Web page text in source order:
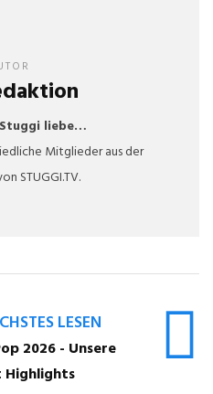
liebe…
Mitglieder aus der
STUGGI.TV.
LESEN
2026 - Unsere